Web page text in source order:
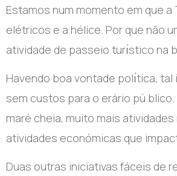
Estamos num momento em que
elétricos e a hélice. Por que não
atividade de passeio turı́stico na
Havendo boa vontade polı́tica,
sem custos para o erário pú
maré cheia, muito mais
atividades económicas que
Duas outras iniciativas fáceis de